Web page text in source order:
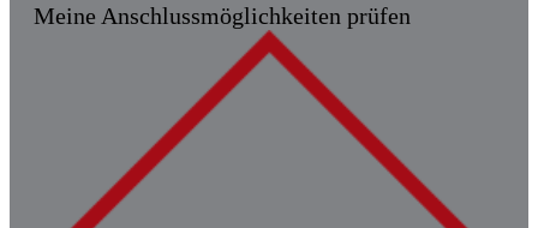
Meine Anschlussmöglichkeiten prüfen